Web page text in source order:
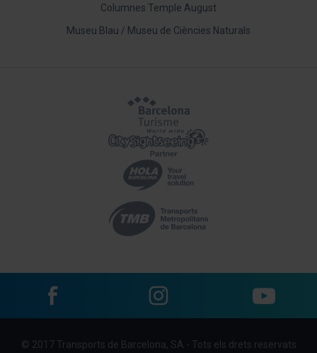
Columnes Temple August
Museu Blau / Museu de Ciències Naturals
Menu
© 2017 Transports de Barcelona, SA - Tots els drets reservats